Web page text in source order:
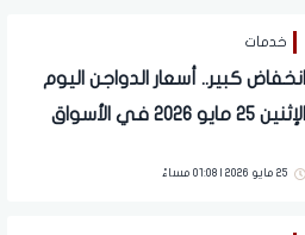
خدمات
انخفاض كبير.. أسعار الدواجن اليوم
الإثنين 25 مايو 2026 في الأسواق
25 مايو 2026 | 01:08 مساءً